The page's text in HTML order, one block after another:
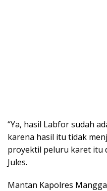
“Ya, hasil Labfor sudah
karena hasil itu tidak
proyektil peluru karet itu
Jules.
Mantan Kapolres